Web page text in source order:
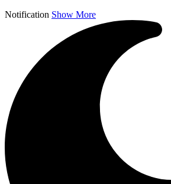
Notification Show More